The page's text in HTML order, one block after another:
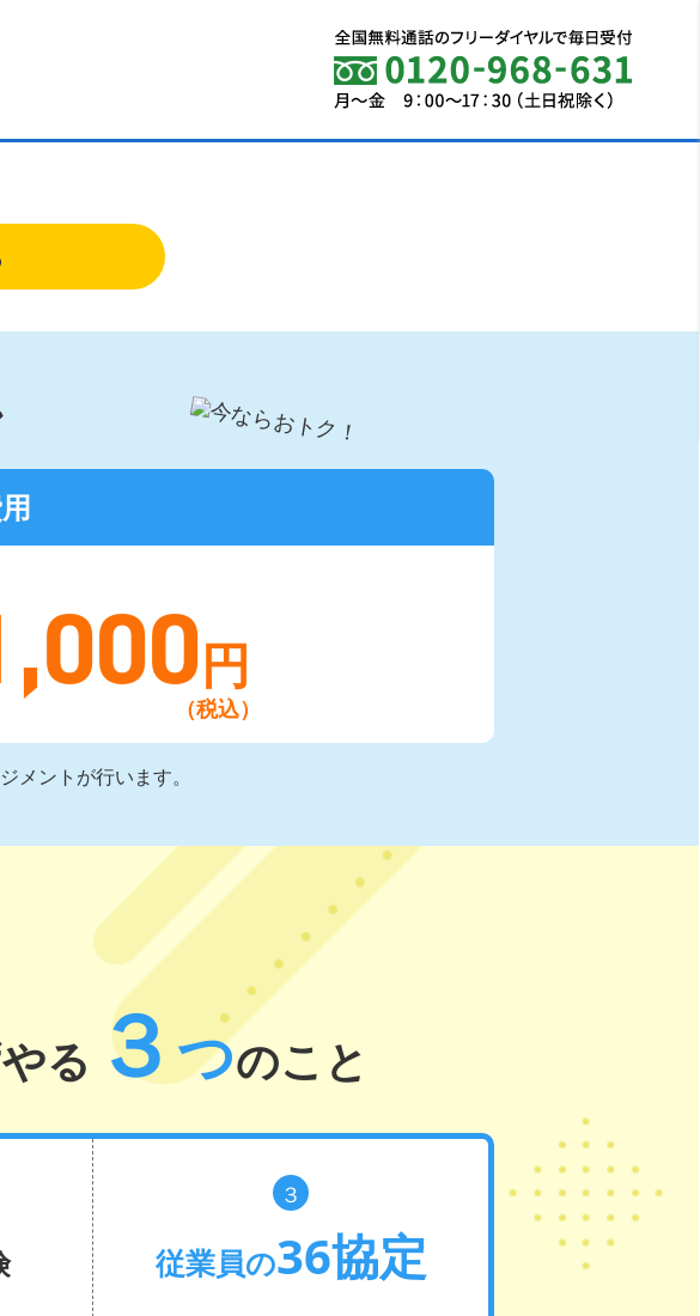
円
（税込）
メントが行います。
る ３ つのこと
３
従業員の36協定